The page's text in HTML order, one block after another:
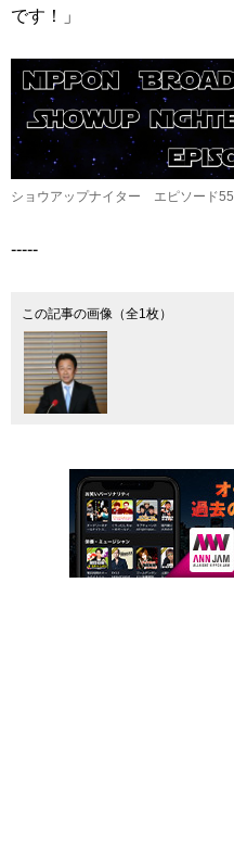
です！」
ショウアップナイター エピソード55
-----
この記事の画像（全1枚）